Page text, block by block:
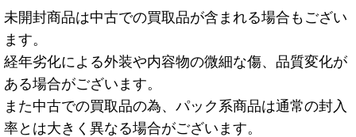
未開封商品は中古での買取品が含まれる場合もござい
ます。
経年劣化による外装や内容物の微細な傷、品質変化が
ある場合がございます。
また中古での買取品の為、パック系商品は通常の封入
率とは大きく異なる場合がございます。